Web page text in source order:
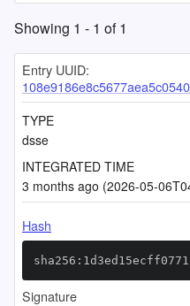
Showing 1 - 1 of1
Entry UUID:
TYPE
dsse
INTEGRATED TIME
3 months ago (2026-05-
Hash
Signature